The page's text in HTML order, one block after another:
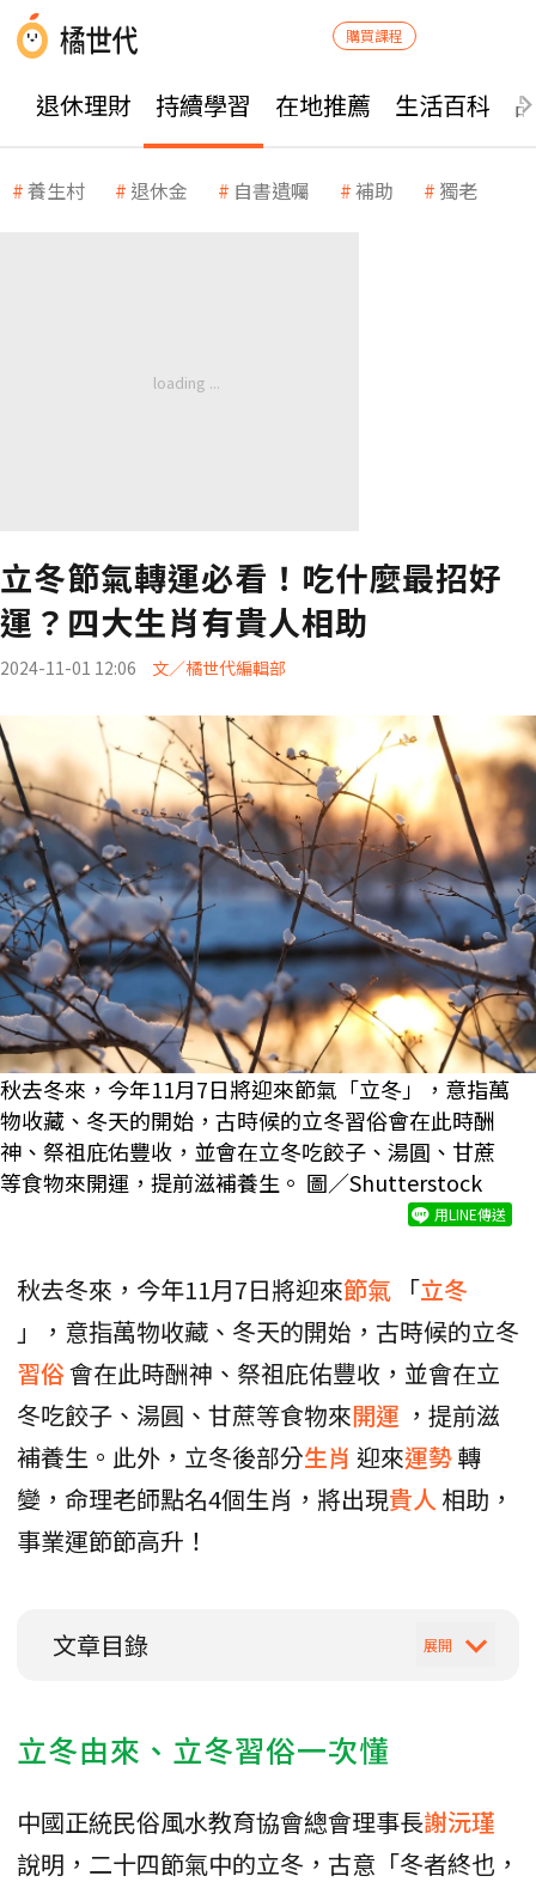
購買課程
退休理財 持續學習 在地推薦 生活百科
養生村 退休金 自書遺囑 補助 獨老
立冬節氣轉運必看！吃什麼最招好
運？四大生肖有貴人相助
2024-11-01 12:06 文／橘世代編輯部
秋去冬來，今年11月7日將迎來節氣「立冬」，意指萬
物收藏、冬天的開始，古時候的立冬習俗會在此時酬
神、祭祖庇佑豐收，並會在立冬吃餃子、湯圓、甘蔗
等食物來開運，提前滋補養生。 圖／Shutterstock
用LINE傳送
秋去冬來，今年11月7日將迎來節氣 「立冬
」，意指萬物收藏、冬天的開始，古時候的立冬
習俗會在此時酬神、祭祖庇佑豐收，並會在立
冬吃餃子、湯圓、甘蔗等食物來開運 ，提前滋
補養生。此外，立冬後部分生肖 迎來運勢轉
變，命理老師點名4個生肖，將出現貴人相助，
事業運節節高升！
文章目錄
立冬由來、立冬習俗一次懂
中國正統民俗風水教育協會總會理事長謝沅瑾
說明，二十四節氣中的立冬，古意「冬者終也，